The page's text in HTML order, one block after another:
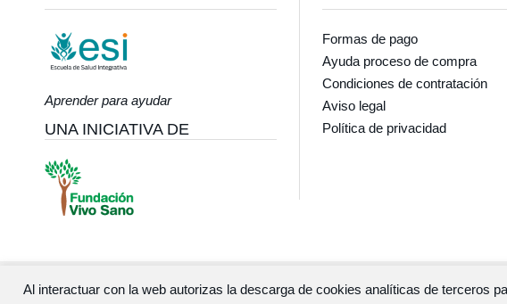
Aprender para ayudar
UNA INICIATIVA DE
Formas de pago
Ayuda proceso de compra
Condiciones de contratación
Aviso legal
Política de privacidad
Al interactuar con la web autorizas la descarga de cookies analíticas de terceros